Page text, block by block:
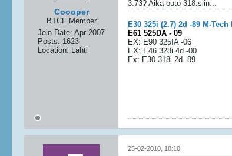
Coooper
BTCF Member
Join Date: Apr 2007
Posts: 1623
Location: Lahti
3.73? Aika outo 318:siin...
E30 325i (2.7) 2d -89 M-Tech II
E61 525DA - 09
EX: E90 325IA -06
EX: E46 328i 4d -00
Ex: E30 318i 2d -89
25-02-2010, 18:10